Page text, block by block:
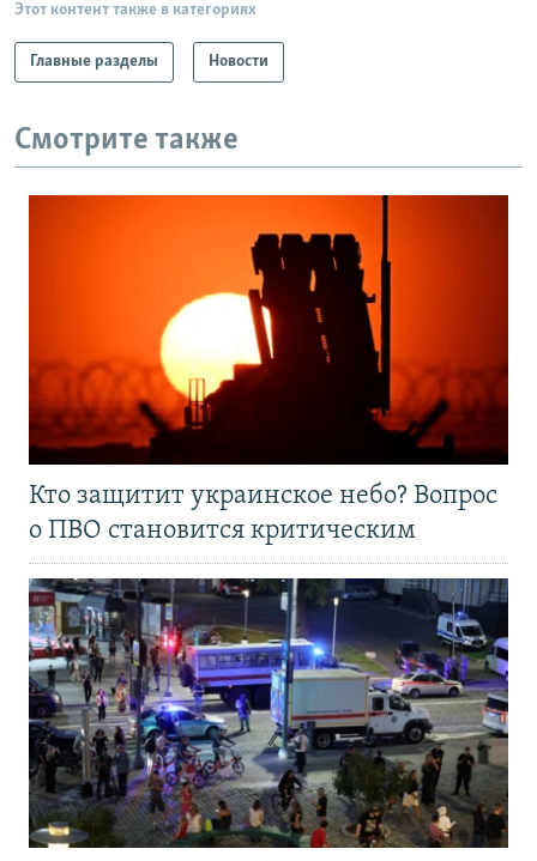
Этот контент также в категориях
Главные разделы Новости
Смотрите также
Кто защитит украинское небо? Вопрос
о ПВО становится критическим